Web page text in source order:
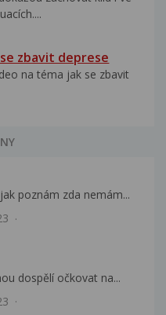
se zbavit deprese
na téma jak se zbavit
poznám zda nemám...
dospělí očkovat na...